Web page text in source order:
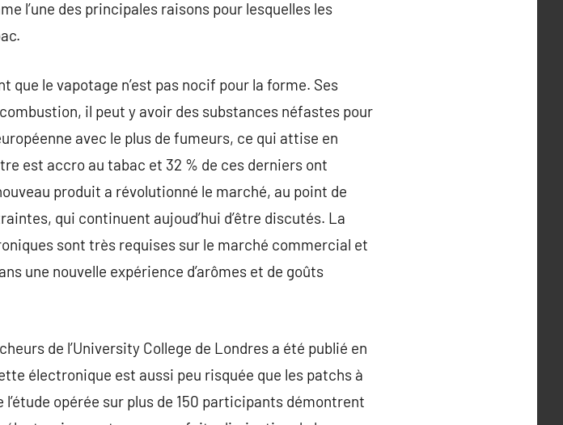
l’une des principales raisons pour lesquelles les
le vapotage n’est pas nocif pour la forme. Ses
il peut y avoir des substances néfastes pour
avec le plus de fumeurs, ce qui attise en
est accro au tabac et 32 % de ces derniers ont
produit a révolutionné le marché, au point de
qui continuent aujoud’hui d’être discutés. La
sont très requises sur le marché commercial et
une nouvelle expérience d’arômes et de goûts
de l’University College de Londres a été publié en
électronique est aussi peu risquée que les patchs à
opérée sur plus de 150 participants démontrent